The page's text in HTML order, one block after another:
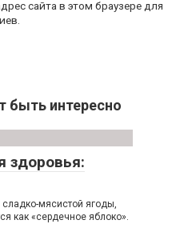
сайта в этом браузере для
интересно
здоровья:
мясистой ягоды,
как «сердечное яблоко».